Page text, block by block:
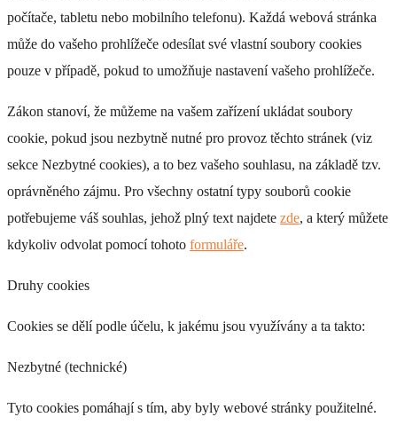
počítače, tabletu nebo mobilního telefonu). Každá webová stránka
může do vašeho prohlížeče odesílat své vlastní soubory cookies
pouze v případě, pokud to umožňuje nastavení vašeho prohlížeče.
Zákon stanoví, že můžeme na vašem zařízení ukládat soubory
cookie, pokud jsou nezbytně nutné pro provoz těchto stránek (viz
sekce Nezbytné cookies), a to bez vašeho souhlasu, na základě tzv.
oprávněného zájmu. Pro všechny ostatní typy souborů cookie
potřebujeme váš souhlas, jehož plný text najdete zde, a který můžete
kdykoliv odvolat pomocí tohoto formuláře.
Druhy cookies
Cookies se dělí podle účelu, k jakému jsou využívány a ta takto:
Nezbytné (technické)
Tyto cookies pomáhají s tím, aby byly webové stránky použitelné.